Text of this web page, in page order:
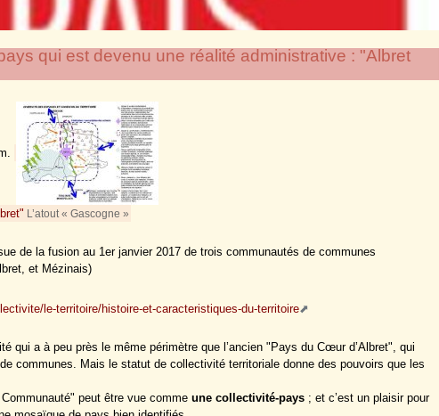
qui est devenu une réalité administrative : "Albret
L’atout « Gascogne »
de la fusion au 1er janvier 2017 de trois communautés de communes
et Mézinais)
le-territoire/histoire-et-caracteristiques-du-territoire
qui a à peu près le même périmètre que l’ancien "Pays du Cœur d’Albret", qui
communes. Mais le statut de collectivité territoriale donne des pouvoirs que les
peut être vue commeune collectivité-pays ; et c’est un plaisir pour